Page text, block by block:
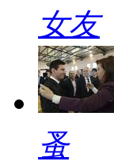
女友
蚤